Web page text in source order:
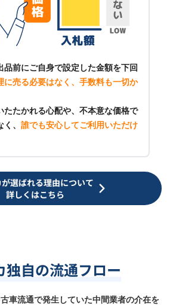
品前にご自身で設定した金額を下回
に売る必要はなく、手数料も一切か
たたかれる心配や、不本意な価格で
、 誰でも安心してご利用いただけ
選ばれる理由について
詳しくはこちら
独自の流通フロー
車流通で発生していた中間業者の介在を